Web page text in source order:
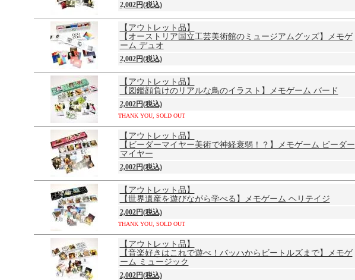
2,002円(税込)
【アウトレット品】
【オーストリア国立工芸美術館のミュージアムグッズ】メモゲ
ーム デュオ
2,002円(税込)
【アウトレット品】
【図鑑顔負けのリアルな鳥のイラスト】メモゲーム バード
2,002円(税込)
THANK YOU, SOLD OUT
【アウトレット品】
【ビーダーマイヤー美術で神経衰弱！？】メモゲーム ビーダー
マイヤー
2,002円(税込)
【アウトレット品】
【世界遺産を遊びながら学べる】メモゲーム ヘリテイジ
2,002円(税込)
THANK YOU, SOLD OUT
【アウトレット品】
【音楽好きはこれで遊べ！バッハからビートルズまで】メモゲ
ーム ミュージック
2,002円(税込)